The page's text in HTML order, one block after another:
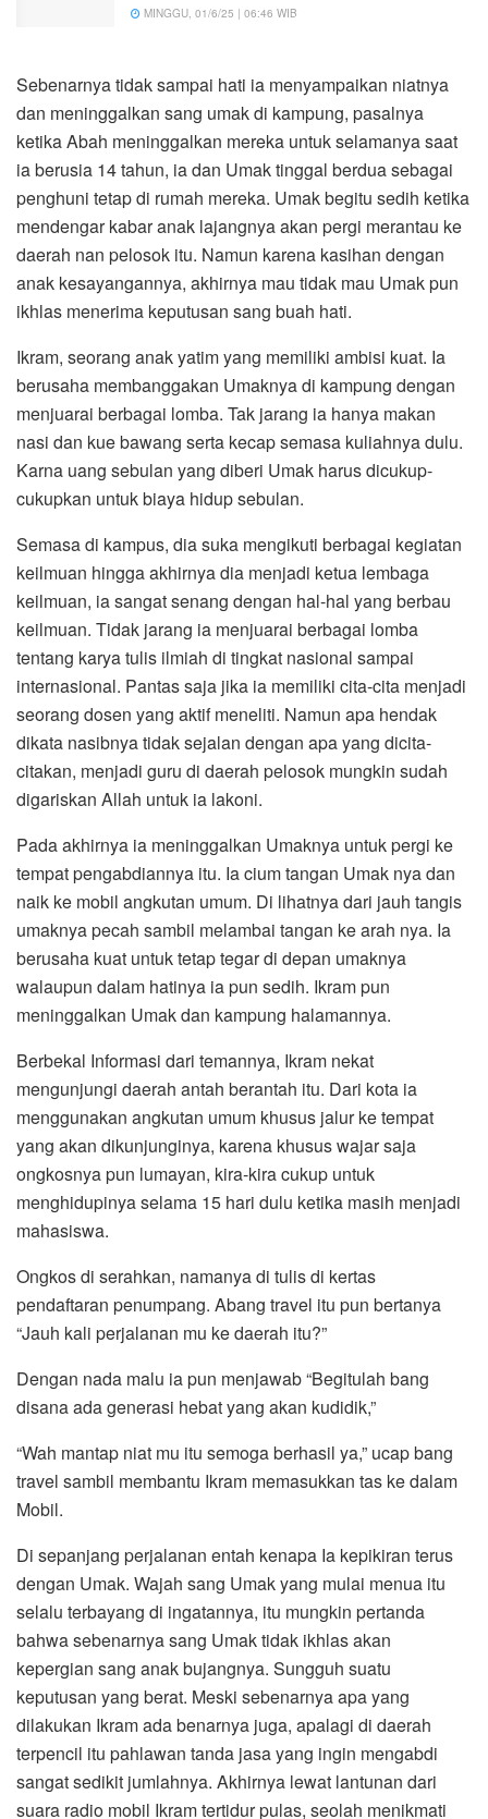
MINGGU, 01/6/25 | 06:46 WIB
Sebenarnya tidak sampai hati ia menyampaikan niatnya
dan meninggalkan sang umak di kampung, pasalnya
ketika Abah meninggalkan mereka untuk selamanya saat
ia berusia 14 tahun, ia dan Umak tinggal berdua sebagai
penghuni tetap di rumah mereka. Umak begitu sedih ketika
mendengar kabar anak lajangnya akan pergi merantau ke
daerah nan pelosok itu. Namun karena kasihan dengan
anak kesayangannya, akhirnya mau tidak mau Umak pun
ikhlas menerima keputusan sang buah hati.
Ikram, seorang anak yatim yang memiliki ambisi kuat. Ia
berusaha membanggakan Umaknya di kampung dengan
menjuarai berbagai lomba. Tak jarang ia hanya makan
nasi dan kue bawang serta kecap semasa kuliahnya dulu.
Karna uang sebulan yang diberi Umak harus dicukup-
cukupkan untuk biaya hidup sebulan.
Semasa di kampus, dia suka mengikuti berbagai kegiatan
keilmuan hingga akhirnya dia menjadi ketua lembaga
keilmuan, ia sangat senang dengan hal-hal yang berbau
keilmuan. Tidak jarang ia menjuarai berbagai lomba
tentang karya tulis ilmiah di tingkat nasional sampai
internasional. Pantas saja jika ia memiliki cita-cita menjadi
seorang dosen yang aktif meneliti. Namun apa hendak
dikata nasibnya tidak sejalan dengan apa yang dicita-
citakan, menjadi guru di daerah pelosok mungkin sudah
digariskan Allah untuk ia lakoni.
Pada akhirnya ia meninggalkan Umaknya untuk pergi ke
tempat pengabdiannya itu. Ia cium tangan Umak nya dan
naik ke mobil angkutan umum. Di lihatnya dari jauh tangis
umaknya pecah sambil melambai tangan ke arah nya. Ia
berusaha kuat untuk tetap tegar di depan umaknya
walaupun dalam hatinya ia pun sedih. Ikram pun
meninggalkan Umak dan kampung halamannya.
Berbekal Informasi dari temannya, Ikram nekat
mengunjungi daerah antah berantah itu. Dari kota ia
menggunakan angkutan umum khusus jalur ke tempat
yang akan dikunjunginya, karena khusus wajar saja
ongkosnya pun lumayan, kira-kira cukup untuk
menghidupinya selama 15 hari dulu ketika masih menjadi
mahasiswa.
Ongkos di serahkan, namanya di tulis di kertas
pendaftaran penumpang. Abang travel itu pun bertanya
“Jauh kali perjalanan mu ke daerah itu?”
Dengan nada malu ia pun menjawab “Begitulah bang
disana ada generasi hebat yang akan kudidik,”
“Wah mantap niat mu itu semoga berhasil ya,” ucap bang
travel sambil membantu Ikram memasukkan tas ke dalam
Mobil.
Di sepanjang perjalanan entah kenapa Ia kepikiran terus
dengan Umak. Wajah sang Umak yang mulai menua itu
selalu terbayang di ingatannya, itu mungkin pertanda
bahwa sebenarnya sang Umak tidak ikhlas akan
kepergian sang anak bujangnya. Sungguh suatu
keputusan yang berat. Meski sebenarnya apa yang
dilakukan Ikram ada benarnya juga, apalagi di daerah
terpencil itu pahlawan tanda jasa yang ingin mengabdi
sangat sedikit jumlahnya. Akhirnya lewat lantunan dari
suara radio mobil Ikram tertidur pulas, seolah menikmati